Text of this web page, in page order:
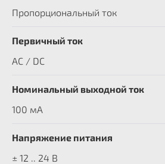
Пропорциональный ток
Первичный ток
AC / DC
Номинальный выходной ток
100 мА
Напряжение питания
± 12 .. 24 В